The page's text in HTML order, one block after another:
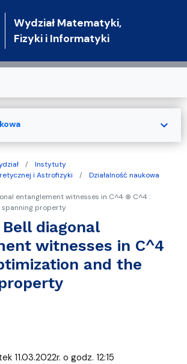
Wydział Matematyki,
Fizyki i Informatyki
Instytuty
i Astrofizyki
Działalność naukowa
entanglement witnesses in C^4 ⊗ C^4 :
property
diagonal
witnesses in C^4
and the
11.03.2022r. o godz. 12:15
expand_more